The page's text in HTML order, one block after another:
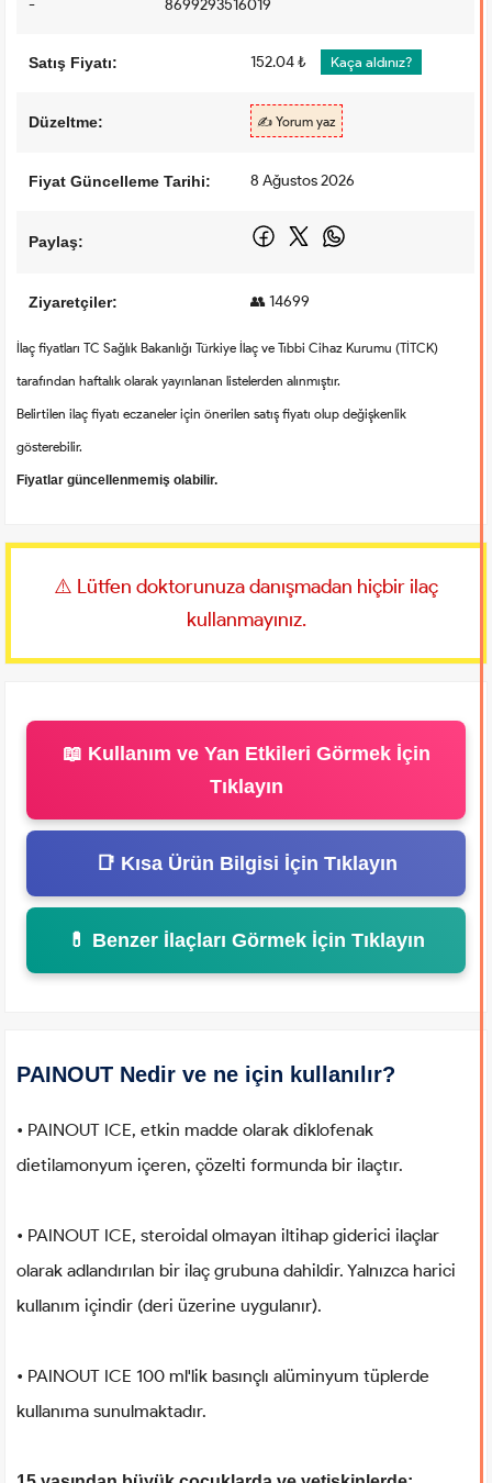
- 8699293516019
Satış Fiyatı: 152.04 ₺ Kaça aldınız?
Düzeltme: ✍️ Yorum yaz
Fiyat Güncelleme Tarihi: 8 Ağustos 2026
Paylaş:
Ziyaretçiler: 👥 14699
İlaç fiyatları TC Sağlık Bakanlığı Türkiye İlaç ve Tıbbi Cihaz Kurumu (TİTCK)
tarafından haftalık olarak yayınlanan listelerden alınmıştır.
Belirtilen ilaç fiyatı eczaneler için önerilen satış fiyatı olup değişkenlik
gösterebilir.
Fiyatlar güncellenmemiş olabilir.
⚠️ Lütfen doktorunuza danışmadan hiçbir ilaç
kullanmayınız.
📖 Kullanım ve Yan Etkileri Görmek İçin
Tıklayın
📑 Kısa Ürün Bilgisi İçin Tıklayın
💊 Benzer İlaçları Görmek İçin Tıklayın
PAINOUT Nedir ve ne için kullanılır?
• PAINOUT ICE, etkin madde olarak diklofenak
dietilamonyum içeren, çözelti formunda bir ilaçtır.
• PAINOUT ICE, steroidal olmayan iltihap giderici ilaçlar
olarak adlandırılan bir ilaç grubuna dahildir. Yalnızca harici
kullanım içindir (deri üzerine uygulanır).
• PAINOUT ICE 100 ml'lik basınçlı alüminyum tüplerde
kullanıma sunulmaktadır.